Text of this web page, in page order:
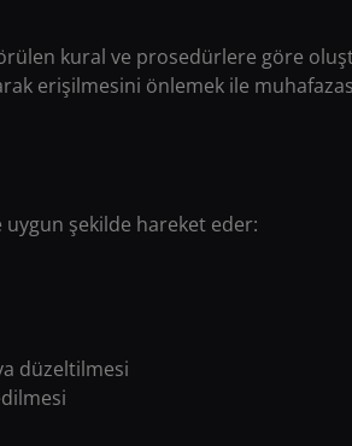
kural ve prosedürlere göre
erişilmesini önlemek ile
uygun şekilde hareket eder:
düzeltilmesi